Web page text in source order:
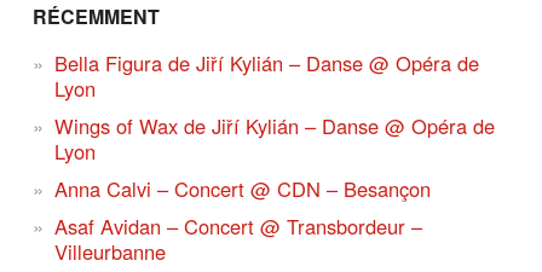
RÉCEMMENT
Bella Figura de Jiří Kylián – Danse @ Opéra de
Lyon
Wings of Wax de Jiří Kylián – Danse @ Opéra de
Lyon
Anna Calvi – Concert @ CDN – Besançon
Asaf Avidan – Concert @ Transbordeur –
Villeurbanne